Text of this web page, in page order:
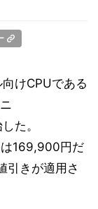
けCPUである
た。
は169,900円だ
引きが適用さ